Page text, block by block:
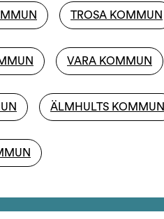
TROSA KOMMUN
VARA KOMMUN
ÄLMHULTS KOMMUN